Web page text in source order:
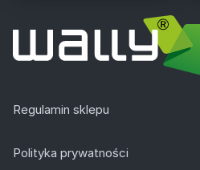
Regulamin sklepu
Polityka prywatności